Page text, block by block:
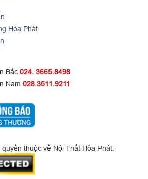
Hòa Phát
Bắc 024. 3665.8498
Nam 028.3511.9211
thuộc về Nội Thất Hòa Phát.